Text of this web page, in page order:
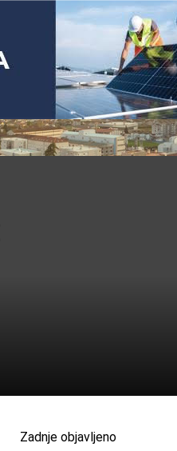
Zadnje objavljeno